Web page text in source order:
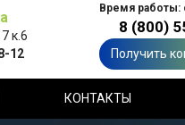
к.6
12
Время работы:
8 (800)
Получить
КОНТАКТЫ